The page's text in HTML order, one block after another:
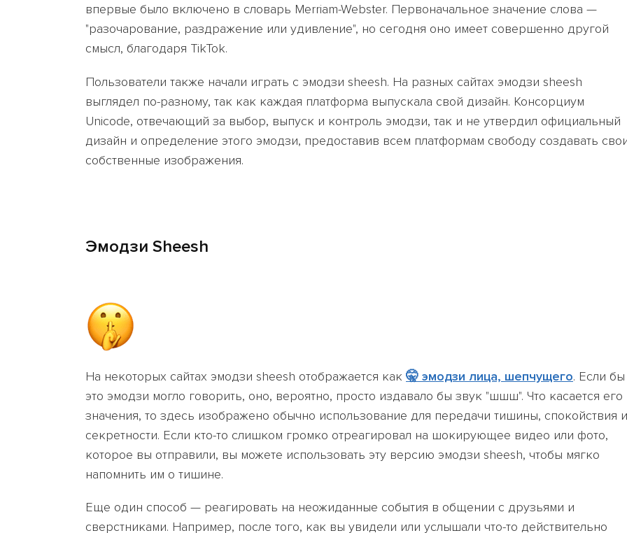
впервые было включено в словарь Merriam-Webster. Первоначальное значение слова —
"разочарование, раздражение или удивление", но сегодня оно имеет совершенно другой
смысл, благодаря TikTok.
Пользователи также начали играть с эмодзи sheesh. На разных сайтах эмодзи sheesh
выглядел по-разному, так как каждая платформа выпускала свой дизайн. Консорциум
Unicode, отвечающий за выбор, выпуск и контроль эмодзи, так и не утвердил официальный
дизайн и определение этого эмодзи, предоставив всем платформам свободу создавать
собственные изображения.
Эмодзи Sheesh
На некоторых сайтах эмодзи sheesh отображается как 🤫 эмодзи лица, шепчущего. Если бы
это эмодзи могло говорить, оно, вероятно, просто издавало бы звук "шшш". Что касается его
значения, то здесь изображено обычно использование для передачи тишины, спокойствия и
секретности. Если кто-то слишком громко отреагировал на шокирующее видео или фото,
которое вы отправили, вы можете использовать эту версию эмодзи sheesh, чтобы мягко
напомнить им о тишине.
Еще один способ — реагировать на неожиданные события в общении с друзьями и
сверстниками. Например, после того, как вы увидели или услышали что-то действительно